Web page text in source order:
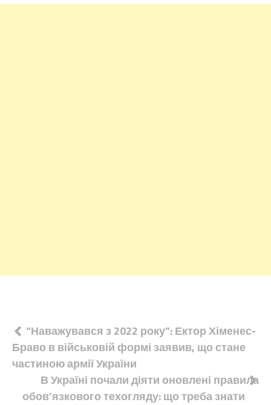
Навігація
записів
“Наважувався з 2022 року”: Ектор Хіменес-
Браво в військовій формі заявив, що стане
частиною армії України
В Україні почали діяти оновлені правила
обов’язкового техогляду: що треба знати